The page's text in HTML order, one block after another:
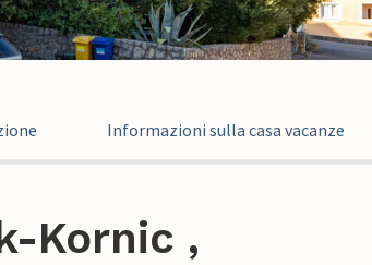
Informazioni sulla casa vacanze
Kornic ,